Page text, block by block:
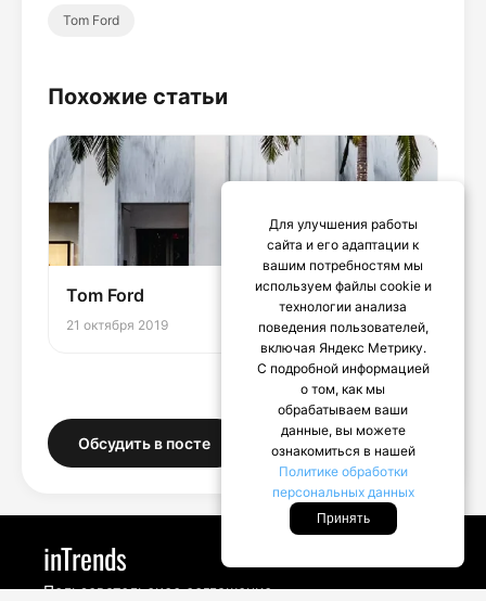
Tom Ford
Похожие статьи
Tom Ford
21 октября 2019
Обсудить в посте
inTrends
Пользовательское соглашение
Для улучшения работы
сайта и его адаптации к
вашим потребностям мы
используем файлы cookie и
технологии анализа
поведения пользователей,
включая Яндекс Метрику.
С подробной информацией
о том, как мы
обрабатываем ваши
данные, вы можете
ознакомиться в нашей
Политике обработки
персональных данных
Принять